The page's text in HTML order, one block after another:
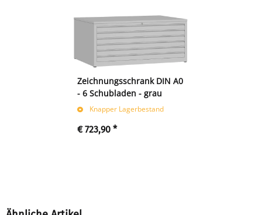
Zeichnungsschrank DIN A0
- 6 Schubladen - grau
Knapper Lagerbestand
€ 723,90 *